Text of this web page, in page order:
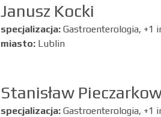
Janusz Kocki
specjalizacja: Gastroenterologia, +1
miasto: Lublin
Stanisław
specjalizacja: Gastroenterologia, +1